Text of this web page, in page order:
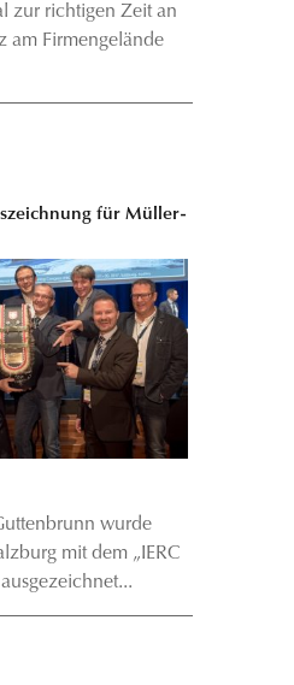
zur richtigen Zeit an
am Firmengelände
für Müller-
wurde
mit dem „IERC